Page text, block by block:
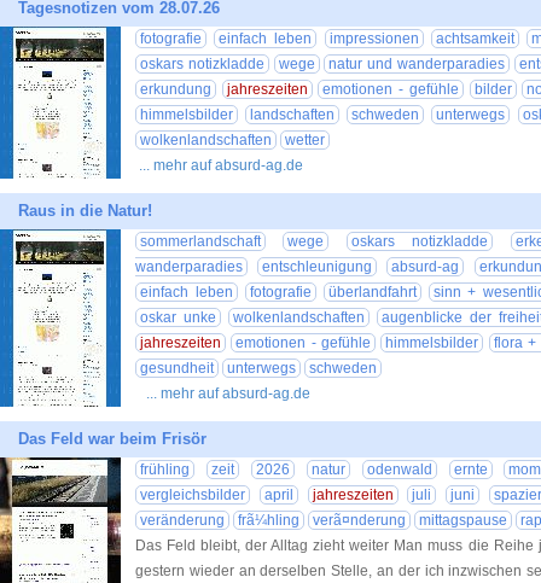
Tagesnotizen vom 28.07.26
fotografie einfach leben impressionen achtsamkeit
oskars notizkladde
wege natur und wanderparadies
erkundung
jahreszeiten emotionen - gefühle bilder
himmelsbilder
landschaften schweden unterwegs
wolkenlandschaften
wetter
... mehr auf absurd-ag.de
Raus in die Natur!
sommerlandschaft wege oskars notizkladde
wanderparadies
entschleunigung absurd-ag
einfach leben
fotografie überlandfahrt
sinn +
oskar unke
wolkenlandschaften
augenblicke der
jahreszeiten
emotionen - gefühle himmelsbilder
flora +
gesundheit
unterwegs
schweden
... mehr auf absurd-ag.de
Das Feld war beim Frisör
frühling zeit 2026 natur odenwald ernte
vergleichsbilder
april jahreszeiten juli juni
veränderung
frã¼hling verã¤nderung mittagspause
Das Feld bleibt, der Alltag zieht weiter Man muss die
gestern wieder an derselben Stelle, an der ich inzwischen